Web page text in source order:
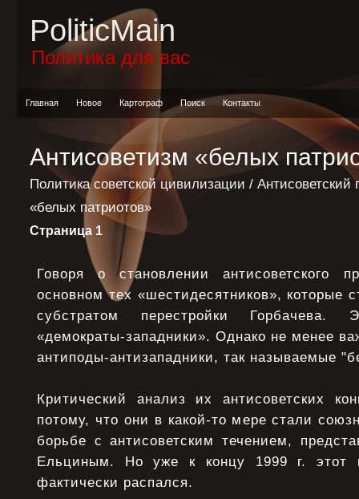
PoliticMain
Политика для вас
Главная Новое Картограф Поиск Контакты
Антисоветизм «белых
Политика советской цивилизации / Антисоветский
«белых патриотов»
Страница 1
Говоря о становлении антисоветского
основном тех «шестидесятников», которые
субстратом перестройки Горбачева.
«демократы-западники». Однако не менее
антиподы-антизападники, так называемые
Критический анализ их антисоветских
потому, что они в какой-то мере стали
борьбе с антисоветским течением,
Ельциным. Но уже к концу 1999 г. этот
фактически распался.